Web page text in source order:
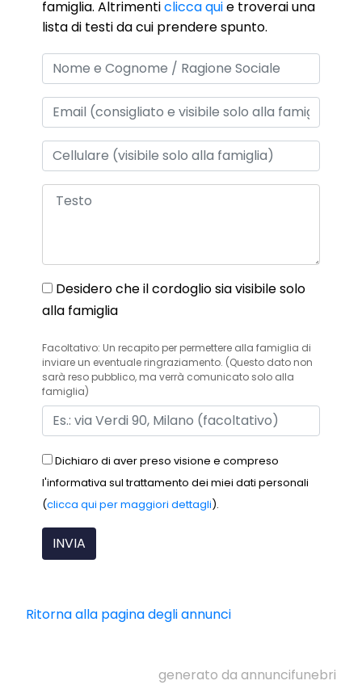
famiglia. Altrimenticlicca quie troverai una
lista di testi da cui prendere spunto.
Desidero che il cordoglio sia visibile solo
alla famiglia
Facoltativo: Un recapito per permettere alla famiglia di
inviare un eventuale ringraziamento. (Questo dato non
sarà reso pubblico, ma verrà comunicato solo alla
famiglia)
Dichiaro di aver preso visione e compreso
l'informativa sul trattamento dei miei dati personali
(clicca qui per maggiori dettagli).
Ritorna alla pagina degli annunci
generato da annuncifunebri